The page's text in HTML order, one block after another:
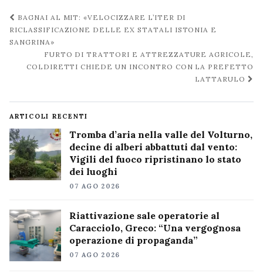
Navigazione
post
BAGNAI AL MIT: «VELOCIZZARE L’ITER DI
RICLASSIFICAZIONE DELLE EX STATALI ISTONIA E
SANGRINA»
FURTO DI TRATTORI E ATTREZZATURE AGRICOLE,
COLDIRETTI CHIEDE UN INCONTRO CON LA PREFETTO
LATTARULO
ARTICOLI RECENTI
Tromba d’aria nella valle del Volturno,
decine di alberi abbattuti dal vento:
Vigili del fuoco ripristinano lo stato
dei luoghi
07 AGO 2026
Riattivazione sale operatorie al
Caracciolo, Greco: “Una vergognosa
operazione di propaganda”
07 AGO 2026